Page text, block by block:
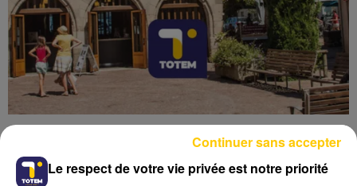
Le respect de votre vie privée est notre priorité
Continuer sans accepter